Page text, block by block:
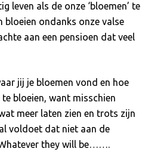
leven als de onze ‘bloemen’ te
bloeien ondanks onze valse
aan een pensioen dat veel
jij je bloemen vond en hoe
bloeien, want misschien
meer laten zien en trots zijn
voldoet dat niet aan de
they will be…….